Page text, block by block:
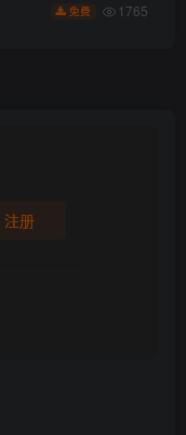
免费 1765
注册